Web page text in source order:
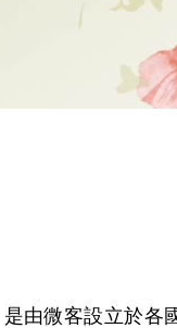
是由微客設立於